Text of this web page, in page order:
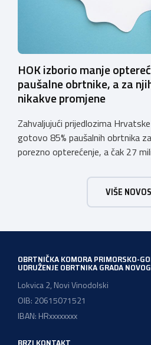
HOK izborio manje
paušalne obrtnike, a za
nikakve promjene
Zahvaljujući prijedlozima
gotovo 85% paušalnih obrtnika
porezno opterećenje, a čak 27
komora pozdravlja odluku Vlade
konačnom prijedlogu poreznih
prijedloge HOK-a iznesene
VIŠE
OBRTNIČKA KOMORA PRIMORSKO-
UDRUŽENJE OBRTNIKA GRADA
Lokvica 2, Novi Vinodolski
OIB: 20615071521
IBAN: HRxxxxxxxx